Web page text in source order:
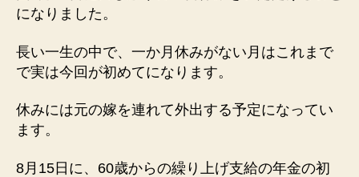
になりました。
長い一生の中で、一か月休みがない月はこれまで
で実は今回が初めてになります。
休みには元の嫁を連れて外出する予定になってい
ます。
8月15日に、60歳からの繰り上げ支給の年金の初